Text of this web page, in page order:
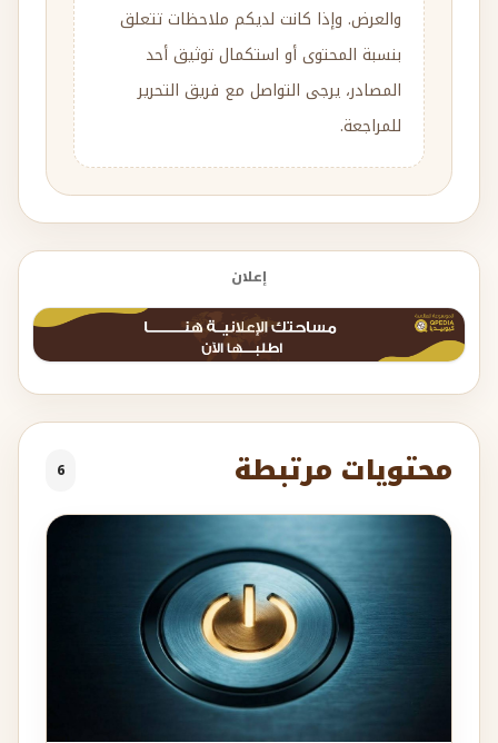
والعرض. وإذا كانت لديكم ملاحظات تتعلق
بنسبة المحتوى أو استكمال توثيق أحد
المصادر، يرجى التواصل مع فريق التحرير
للمراجعة.
إعلان
محتويات مرتبطة 6